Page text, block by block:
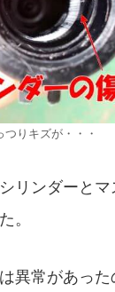
つりキズが・・・
リンダーと
。
異常があっ